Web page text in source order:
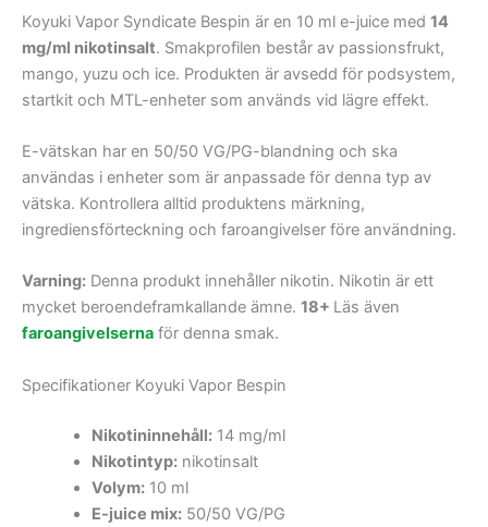
Koyuki Vapor Syndicate Bespin är en 10 ml e-juice med 14
mg/ml nikotinsalt. Smakprofilen består av passionsfrukt,
mango, yuzu och ice. Produkten är avsedd för podsystem,
startkit och MTL-enheter som används vid lägre effekt.
E-vätskan har en 50/50 VG/PG-blandning och ska
användas i enheter som är anpassade för denna typ av
vätska. Kontrollera alltid produktens märkning,
ingrediensförteckning och faroangivelser före användning.
Varning: Denna produkt innehåller nikotin. Nikotin är ett
mycket beroendeframkallande ämne. 18+ Läs även
faroangivelserna för denna smak.
Specifikationer Koyuki Vapor Bespin
Nikotininnehåll:14 mg/ml
Nikotintyp:nikotinsalt
Volym:10 ml
E-juice mix:50/50 VG/PG